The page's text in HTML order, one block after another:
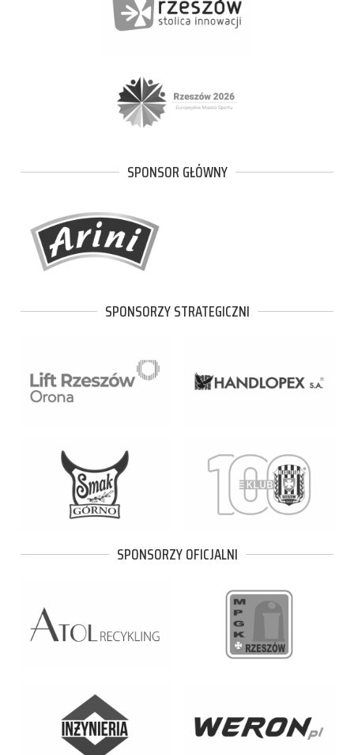
SPONSOR GŁÓWNY
SPONSORZY STRATEGICZNI
SPONSORZY OFICJALNI